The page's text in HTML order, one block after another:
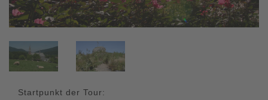
Startpunkt der Tour: